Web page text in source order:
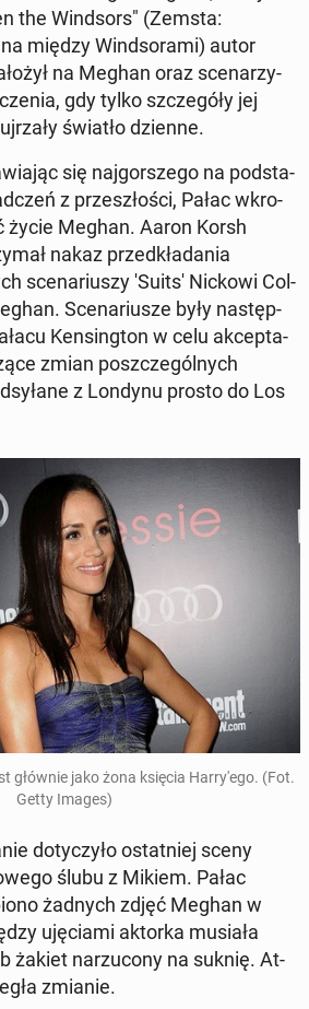
the Wind­sors" (Zemsta:
między Wind­so­ra­mi) autor
na Meghan oraz sce­na­rzy­
gdy tylko szcze­gó­ły jej
światło dzienne.
się naj­gor­sze­go na pod­sta­
z prze­szło­ści, Pałac wkro­
życie Meghan. Aaron Korsh
nakaz przed­kła­da­nia
sce­na­riu­szy 'Suits' Nickowi Col­
Sce­na­riu­sze były na­stęp­
Ken­sing­ton w celu ak­cep­ta­
zmian po­szcze­gól­nych
z Londynu prosto do Los
głównie jako żona księcia Har­ry­'e­go. (Fot.
Getty Images)
do­ty­czy­ło ostat­niej sceny
ślubu z Mikiem. Pałac
żadnych zdjęć Meghan w
uję­cia­mi aktorka musiała
żakiet na­rzu­co­ny na suknię. At­
zmianie.